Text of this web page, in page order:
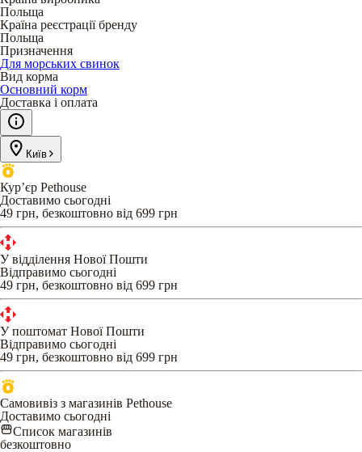
Польща
Країна реєстрації бренду
Польща
Призначення
Для морських свинок
Вид корма
Основний корм
Доставка і оплата
Київ
Кур’єр Pethouse
Доставимо сьогодні
49 грн, безкоштовно від 699 грн
У відділення Нової Пошти
Відправимо сьогодні
49 грн, безкоштовно від 699 грн
У поштомат Нової Пошти
Відправимо сьогодні
49 грн, безкоштовно від 699 грн
Самовивіз з магазинів Pethouse
Доставимо сьогодні
Список магазинів
безкоштовно